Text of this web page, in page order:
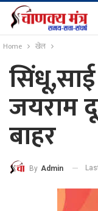
Home खेल
जयराम
बाहर
By Admin